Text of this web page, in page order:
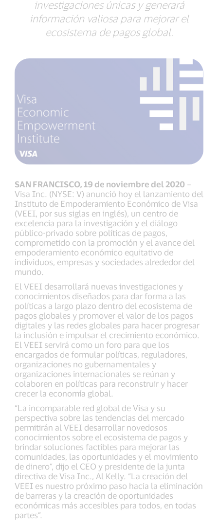
investigaciones únicas y generará
información valiosa para mejorar el
ecosistema de pagos global.
SAN FRANCISCO, 19 de noviembre del 2020 –
Visa Inc. (NYSE: V) anunció hoy el lanzamiento del
Instituto de Empoderamiento Económico de Visa
(VEEI, por sus siglas en inglés), un centro de
excelencia para la investigación y el diálogo
público-privado sobre políticas de pagos,
comprometido con la promoción y el avance del
empoderamiento económico equitativo de
individuos, empresas y sociedades alrededor del
mundo.
El VEEI desarrollará nuevas investigaciones y
conocimientos diseñados para dar forma a las
políticas a largo plazo dentro del ecosistema de
pagos globales y promover el valor de los pagos
digitales y las redes globales para hacer progresar
la inclusión e impulsar el crecimiento económico.
El VEEI servirá como un foro para que los
encargados de formular políticas, reguladores,
organizaciones no gubernamentales y
organizaciones internacionales se reúnan y
colaboren en políticas para reconstruir y hacer
crecer la economía global.
“La incomparable red global de Visa y su
perspectiva sobre las tendencias del mercado
permitirán al VEEI desarrollar novedosos
conocimientos sobre el ecosistema de pagos y
brindar soluciones factibles para mejorar las
comunidades, las oportunidades y el movimiento
de dinero”, dijo el CEO y presidente de la junta
directiva de Visa Inc., Al Kelly. “La creación del
VEEI es nuestro próximo paso hacia la eliminación
de barreras y la creación de oportunidades
económicas más accesibles para todos, en todas
partes”.